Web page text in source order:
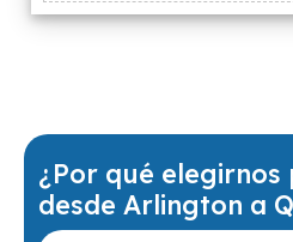
¿Por qué
desde Arlington a